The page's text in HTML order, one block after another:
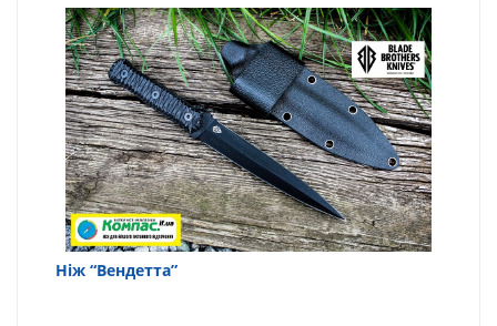
Ніж “Вендетта”